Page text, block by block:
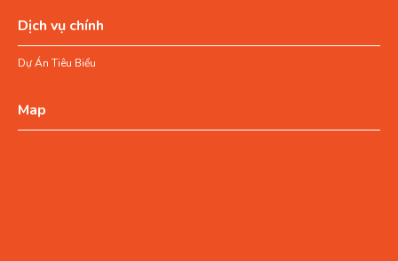
Dịch vụ chính
Dự Án Tiêu Biểu
Map